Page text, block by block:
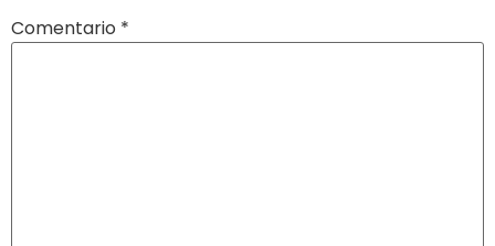
Comentario *